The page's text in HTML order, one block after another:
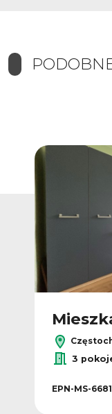
Dodaj do ulubionych
3
EPN-MS-6681